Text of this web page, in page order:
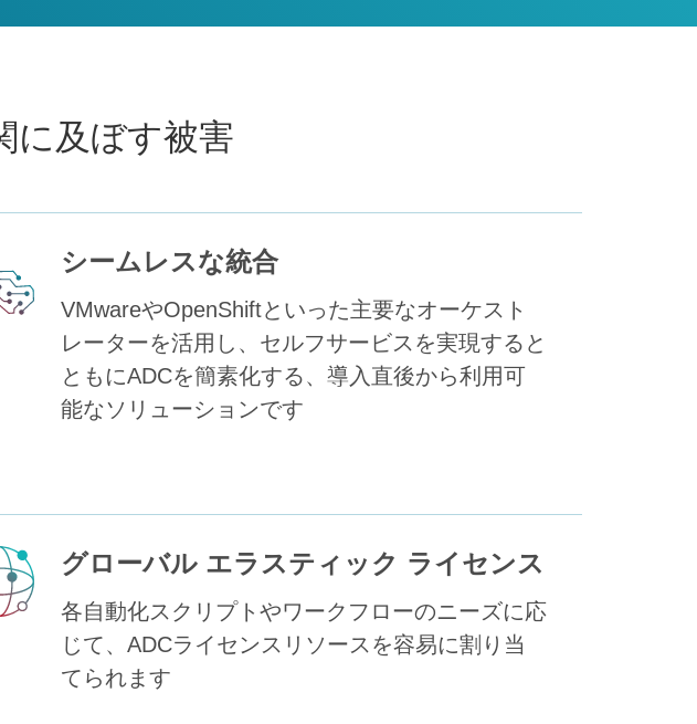
に及ぼす被害
シームレスな統合
VMwareやOpenShiftといった主要なオーケスト
レーターを活用し、セルフサービスを実現すると
ともにADCを簡素化する、導入直後から利用可
能なソリューションです
グローバル エラスティック ライセンス
各自動化スクリプトやワークフローのニーズに応
じて、ADCライセンスリソースを容易に割り当
てられます